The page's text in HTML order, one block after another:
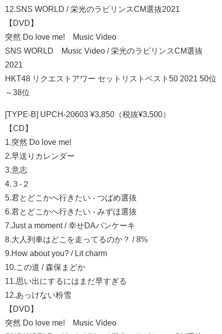
12.SNS WORLD / 栄光のラビリンスCM選抜2021
【DVD】
突然 Do love me! Music Video
SNS WORLD Music Video / 栄光のラビリンスCM選抜
2021
HKT48 リクエストアワー セットリストベスト50 2021 50位
～38位
[TYPE-B] UPCH-20603 ¥3,850（税抜¥3,500）
【CD】
1.突然 Do love me!
2.早送りカレンダー
3.意志
4.３-２
5.君とどこかへ行きたい - つばめ選抜
6.君とどこかへ行きたい - みずほ選抜
7.Just a moment / 幸せDAパンケーキ
8.大人列車はどこを走ってるのか？ / 8%
9.How about you? / Lit charm
10.この道 / 森保まどか
11.思い出にするにはまだ早すぎる
12.あっけない粉雪
【DVD】
突然 Do love me! Music Video